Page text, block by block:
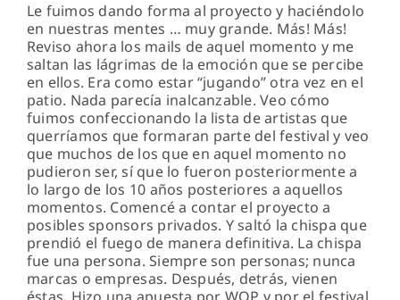
Le fuimos dando forma al proyecto y haciéndolo
en nuestras mentes … muy grande. Más! Más!
Reviso ahora los mails de aquel momento y me
saltan las lágrimas de la emoción que se percibe
en ellos. Era como estar “jugando” otra vez en el
patio. Nada parecía inalcanzable. Veo cómo
fuimos confeccionando la lista de artistas que
querríamos que formaran parte del festival y veo
que muchos de los que en aquel momento no
pudieron ser, sí que lo fueron posteriormente a
lo largo de los 10 años posteriores a aquellos
momentos. Comencé a contar el proyecto a
posibles sponsors privados. Y saltó la chispa que
prendió el fuego de manera definitiva. La chispa
fue una persona. Siempre son personas; nunca
marcas o empresas. Después, detrás, vienen